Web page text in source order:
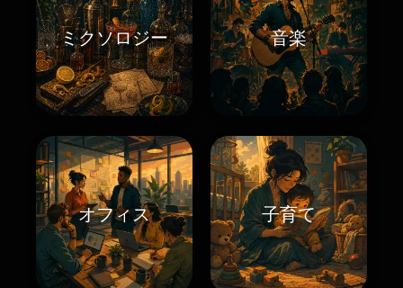
ミクソロジー 音楽
オフィス 子育て